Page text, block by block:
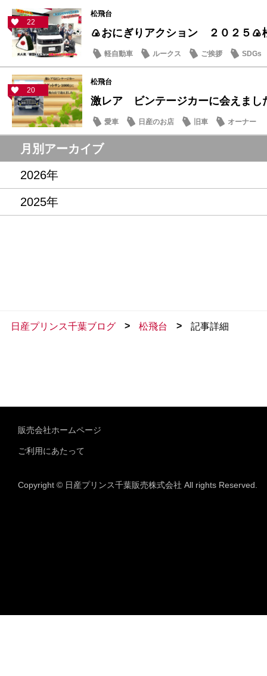
22
松飛台
🍙おにぎりアクション ２０２５🍙
軽自動車 ルークス ご挨拶 SDGs
20
松飛台
激レア ビンテージカーに会えまし
愛車 日産のお店 旧車 オーナー
月別アーカイブ
2026年
2025年
日産プリンス千葉ブログ > 松飛台 > 記事詳細
販売会社ホームページ
ご利用にあたって
Copyright © 日産プリンス千葉販売株式会社 All rights Reserved.